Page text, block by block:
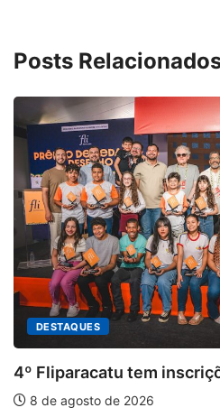
Posts
abertas para o...